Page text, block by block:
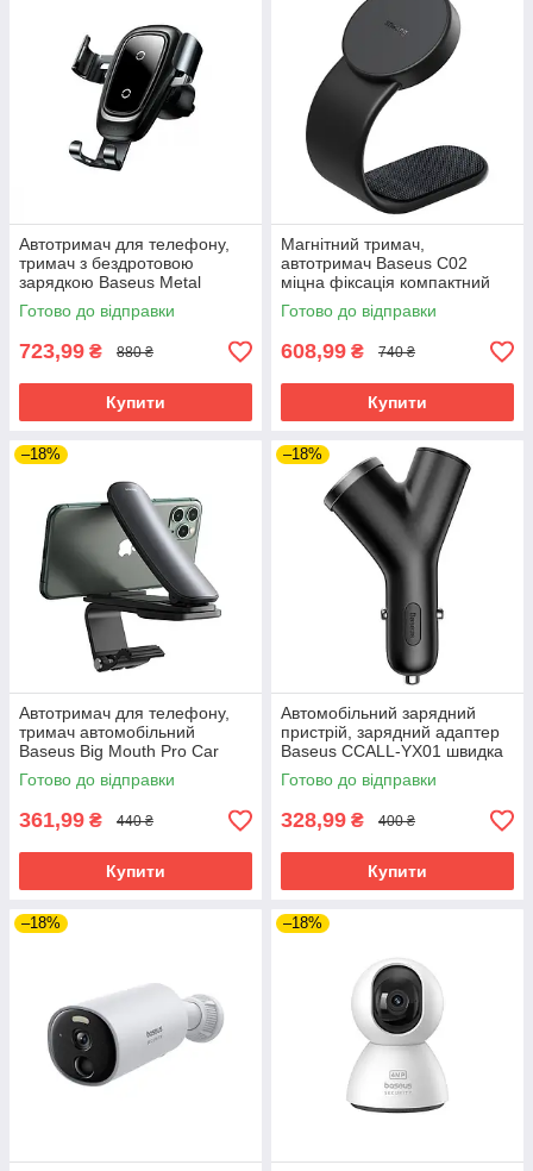
Автотримач для телефону,
тримач з бездротовою
зарядкою Baseus Metal
Holder Air Outlet
регульований, міцний
Готово до відправки
723,99 ₴ 880 ₴
Купити
Магнітний тримач,
автотримач Baseus C02
міцна фіксація компактний
дизайн
Готово до відправки
608,99 ₴ 740 ₴
Купити
–18%
Автотримач для телефону,
тримач автомобільний
Baseus Big Mouth Pro Car
Mount універсальний 360
градусів
Готово до відправки
361,99 ₴ 440 ₴
Купити
–18%
Автомобільний зарядний
пристрій, зарядний адаптер
Baseus CCALL-YX01 швидка
зарядка 3.1A чорний
Готово до відправки
328,99 ₴ 400 ₴
Купити
–18% –18%